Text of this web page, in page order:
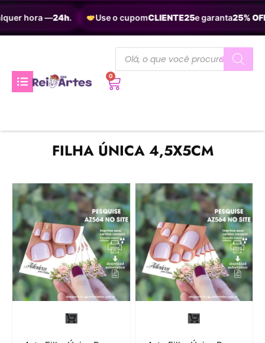
hora —24h. Use o cupomCLIENTE25e garanta25% OFF.
0
FILHA ÚNICA 4,5X5CM